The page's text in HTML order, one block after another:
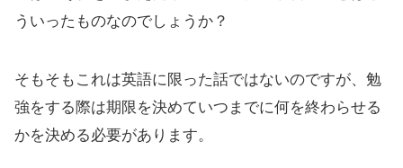
ういったものなのでしょうか？
そもそもこれは英語に限った話ではないのですが、勉
強をする際は期限を決めていつまでに何を終わらせる
かを決める必要があります。